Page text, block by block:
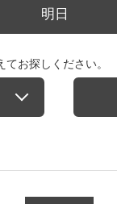
明日
お探しください。